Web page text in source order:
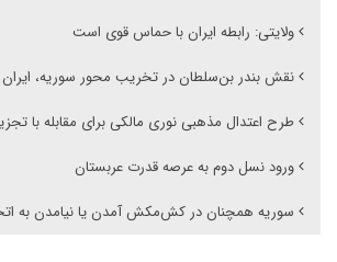
ولایتی: رابطه ایران با حماس قوی است
نقش بندر بن‌سلطان در تخریب محور سوریه‌، ‌ایران‌
طرح اعتدال مذهبی نوری مالکی برای مقابله با
ورود نسل دوم به عرصه قدرت عربستان
سوریه همچنان در کش‌مکش آمدن یا نیامدن به